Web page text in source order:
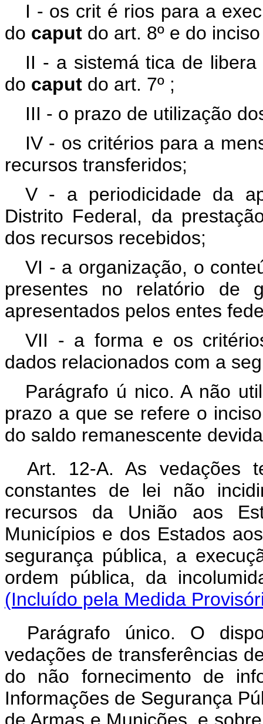
I - os crit é rios para a
do caput do art. 8º e do
II - a sistemática de libera
do caput do art. 7º ;
III - o prazo de utilização
IV - os critérios para a
recursos transferidos;
V - a periodicidade da
Distrito Federal, da
dos recursos recebidos;
VI - a organização, o
presentes no relatório de
apresentados pelos entes
VII - a forma e os
dados relacionados com a
Parágrafo ú nico.A não
prazo a que se refere o
do saldo remanescente
Art. 12-A. As vedações
constantes de lei não
recursos da União aos
Municípios e dos Estados
segurança pública, a
ordem pública, da
(Incluído pela Medida
Parágrafo único. O
vedações de transferências
do não fornecimento de
Informações de Segurança